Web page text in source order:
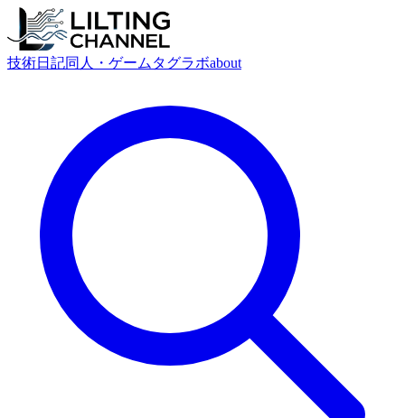
技術日記同人・ゲーム タグラボabout